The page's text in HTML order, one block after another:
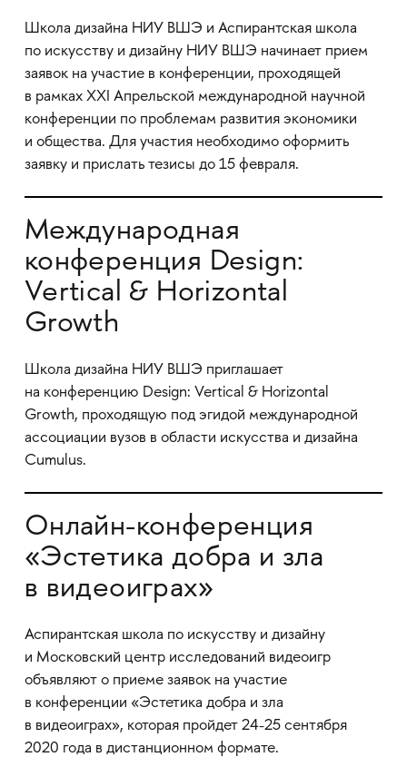
Школа дизайна НИУ ВШЭ и Аспирантская школа
по искусству и дизайну НИУ ВШЭ начинает прием
заявок на участие в конференции, проходящей
в рамках XXI Апрельской международной научной
конференции по проблемам развития экономики
и общества. Для участия необходимо оформить
заявку и прислать тезисы до 15 февраля.
Международная
конференция Design:
Vertical & Horizontal
Growth
Школа дизайна НИУ ВШЭ приглашает
на конференцию Design: Vertical & Horizontal
Growth, проходящую под эгидой международной
ассоциации вузов в области искусства и дизайна
Cumulus.
Онлайн-конференция
«Эстетика добра и зла
в видеоиграх»
Аспирантская школа по искусству и дизайну
и Московский центр исследований видеоигр
объявляют о приеме заявок на участие
в конференции «Эстетика добра и зла
в видеоиграх», которая пройдет 24-25 сентября
2020 года в дистанционном формате.